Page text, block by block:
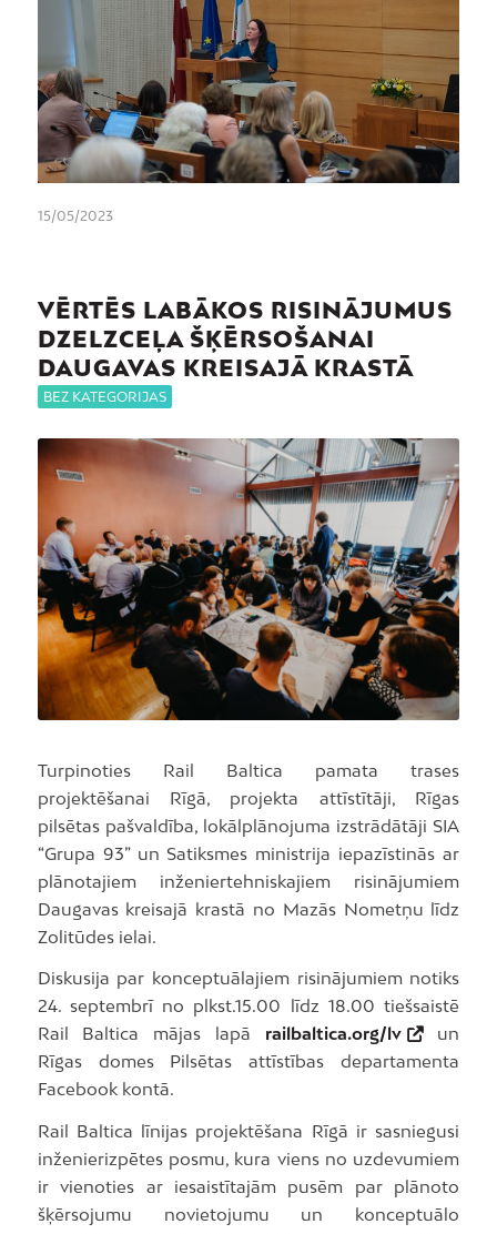
15/05/2023
VĒRTĒS LABĀKOS RISINĀJUMUS
DZELZCEĻA ŠĶĒRSOŠANAI
DAUGAVAS KREISAJĀ KRASTĀ
BEZ KATEGORIJAS
Turpinoties Rail Baltica pamata trases
projektēšanai Rīgā, projekta attīstītāji, Rīgas
pilsētas pašvaldība, lokālplānojuma izstrādātāji SIA
“Grupa 93” un Satiksmes ministrija iepazīstinās ar
plānotajiem inženiertehniskajiem risinājumiem
Daugavas kreisajā krastā no Mazās Nometņu līdz
Zolitūdes ielai.
Diskusija par konceptuālajiem risinājumiem notiks
24. septembrī no plkst.15.00 līdz 18.00 tiešsaistē
Rail Baltica mājas lapā railbaltica.org/lv
un
Rīgas domes Pilsētas attīstības departamenta
Facebook kontā.
Rail Baltica līnijas projektēšana Rīgā ir sasniegusi
inženierizpētes posmu, kura viens no uzdevumiem
ir vienoties ar iesaistītajām pusēm par plānoto
šķērsojumu novietojumu un konceptuālo